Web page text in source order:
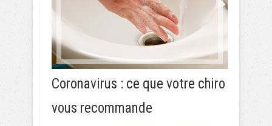
Coronavirus : ce que votre chiro
vous recommande